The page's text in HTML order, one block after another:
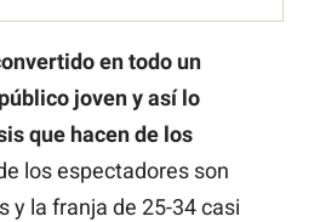
en todo un
joveny así lo
que hacen de los
los espectadores son
y la franja de 25-34 casi